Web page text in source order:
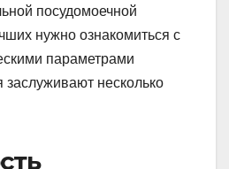
посудомоечной
нужно ознакомиться с
параметрами
заслуживают несколько